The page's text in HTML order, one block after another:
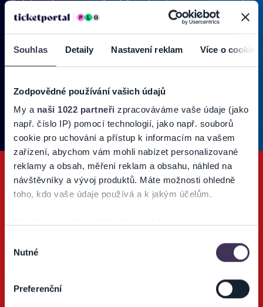
Souhlas Detaily Nastavení reklam Více o cookies
Zodpovědné používání vašich údajů
My a naši 1022 partneři zpracováváme vaše údaje (jako
např. číslo IP) pomocí technologií, jako např. souborů
cookie pro uchování a přístup k informacím na vašem
zařízení, abychom vám mohli nabízet personalizované
reklamy a obsah, měření reklam a obsahu, náhled na
návštěvníky a vývoj produktů. Máte možnosti ohledně
toho, kdo vaše údaje používá a k jakým účelům.
které mohou být přesné na několik metrů
skenování pro konkrétní charakteristiky (otisk prstu)
Zjistěte více o tom, jak zpracováváme vaše osobní
souhlasu
Nutné
Preferenční
Pridajte sa do zoznamu odberateľov a doručte si najnovšie špeciálne
ponuky priamo do doručenej pošty.
Vložte
svoj
svoju
e-
mailovú
adresu,
ktorú
vám
budeme
zasielať
Vaša
nebude
tretími
Používateľ súhlasí s
OBCHODNÝMI PODMIENKAMI predajnej siete
Ticketportal.(* povinné)
Sledujte náš Youtube kanál o podujatiach a športe.